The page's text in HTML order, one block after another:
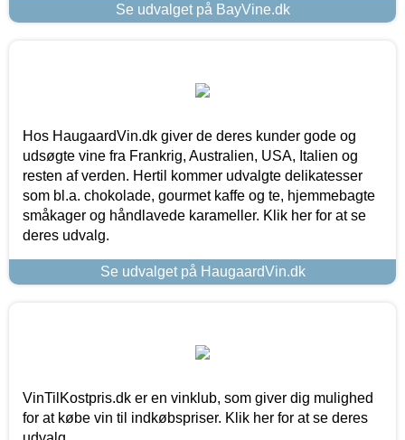
Se udvalget på BayVine.dk
Hos HaugaardVin.dk giver de deres kunder gode og
udsøgte vine fra Frankrig, Australien, USA, Italien og
resten af verden. Hertil kommer udvalgte delikatesser
som bl.a. chokolade, gourmet kaffe og te, hjemmebagte
småkager og håndlavede karameller. Klik her for at se
deres udvalg.
Se udvalget på HaugaardVin.dk
VinTilKostpris.dk er en vinklub, som giver dig mulighed
for at købe vin til indkøbspriser. Klik her for at se deres